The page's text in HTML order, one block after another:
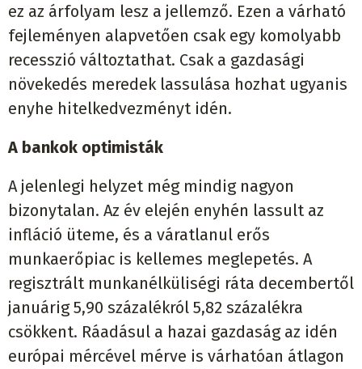
ez az árfolyam lesz a jellemző. Ezen a várható
fejleményen alapvetően csak egy komolyabb
recesszió változtathat. Csak a gazdasági
növekedés meredek lassulása hozhat ugyanis
enyhe hitelkedvezményt idén.
A bankok optimisták
A jelenlegi helyzet még mindig nagyon
bizonytalan. Az év elején enyhén lassult az
infláció üteme, és a váratlanul erős
munkaerőpiac is kellemes meglepetés. A
regisztrált munkanélküliségi ráta decembertől
januárig 5,90 százalékról 5,82 százalékra
csökkent. Ráadásul a hazai gazdaság az idén
európai mércével mérve is várhatóan átlagon